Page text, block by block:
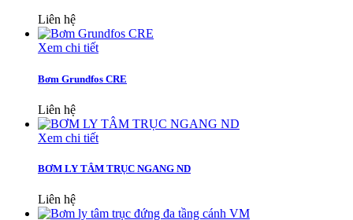
Liên hệ
Xem chi tiết
Bơm Grundfos CRE
Liên hệ
Xem chi tiết
BƠM LY TÂM TRỤC NGANG ND
Liên hệ